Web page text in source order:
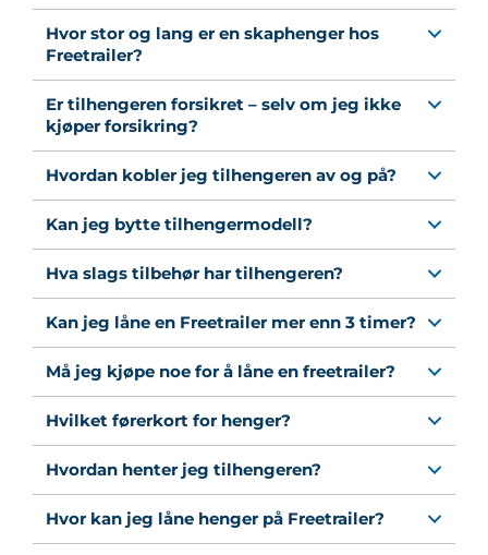
Hvor stor og lang er en skaphenger hos
Freetrailer?
Er tilhengeren forsikret – selv om jeg ikke
kjøper forsikring?
Hvordan kobler jeg tilhengeren av og på?
Kan jeg bytte tilhengermodell?
Hva slags tilbehør har tilhengeren?
Kan jeg låne en Freetrailer mer enn 3 timer?
Må jeg kjøpe noe for å låne en freetrailer?
Hvilket førerkort for henger?
Hvordan henter jeg tilhengeren?
Hvor kan jeg låne henger på Freetrailer?